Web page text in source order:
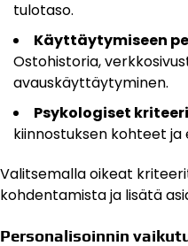
tulotaso.
Käyttäytymiseen
Ostohistoria,
avauskäyttäytyminen.
Psykologiset
kiinnostuksen kohteet ja
Valitsemalla oikeat
kohdentamista ja lisätä
Personalisoinnin